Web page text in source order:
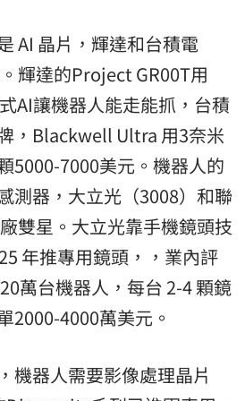
AI 晶片，輝達和台積電
輝達的Project GR00T用
AI讓機器人能走能抓，台積
，Blackwell Ultra 用3奈米
5000-7000美元。機器人的
測器，大立光（3008）和聯
雙星。大立光靠手機鏡頭技
年推專用鏡頭，，業內評
萬台機器人，每台 2-4 顆鏡
2000-4000萬美元。
機器人需要影像處理晶片